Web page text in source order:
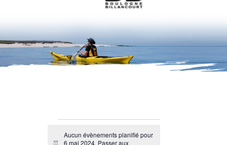
Évènements
Aucun évènements planifié pour
6 mai 2024. Passer aux